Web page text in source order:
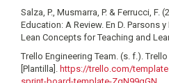
Salza, P., Musmarra, P. & Ferrucci,
Education: A Review. En D. Parsons
Lean Concepts for Teaching and
Trello Engineering Team. (s. f.).
[Plantilla]. https://trello.com/